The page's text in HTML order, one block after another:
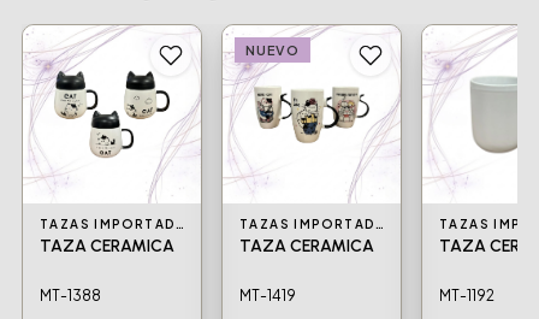
TAZAS IMPORTADAS
TAZA CERAMICA
MT-1388
NUEVO
TAZAS IMPORTADAS
TAZA CERAMICA
MT-1419
TAZA
MT-1192